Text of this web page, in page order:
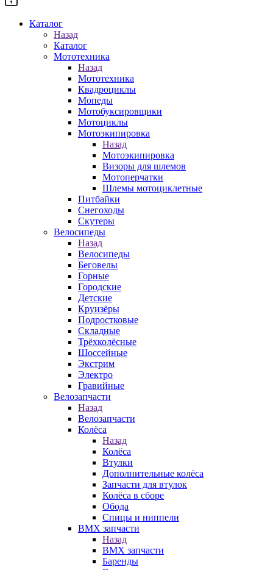
Каталог
Назад
Каталог
Мототехника
Назад
Мототехника
Квадроциклы
Мопеды
Мотобуксировщики
Мотоциклы
Мотоэкипировка
Назад
Мотоэкипировка
Визоры для шлемов
Мотоперчатки
Шлемы мотоциклетные
Питбайки
Снегоходы
Скутеры
Велосипеды
Назад
Велосипеды
Беговелы
Горные
Городские
Детские
Круизёры
Подростковые
Складные
Трёхколёсные
Шоссейные
Экстрим
Электро
Гравийные
Велозапчасти
Назад
Велозапчасти
Колёса
Назад
Колёса
Втулки
Дополнительные колёса
Запчасти для втулок
Колёса в сборе
Обода
Спицы и ниппели
BMX запчасти
Назад
BMX запчасти
Баренды